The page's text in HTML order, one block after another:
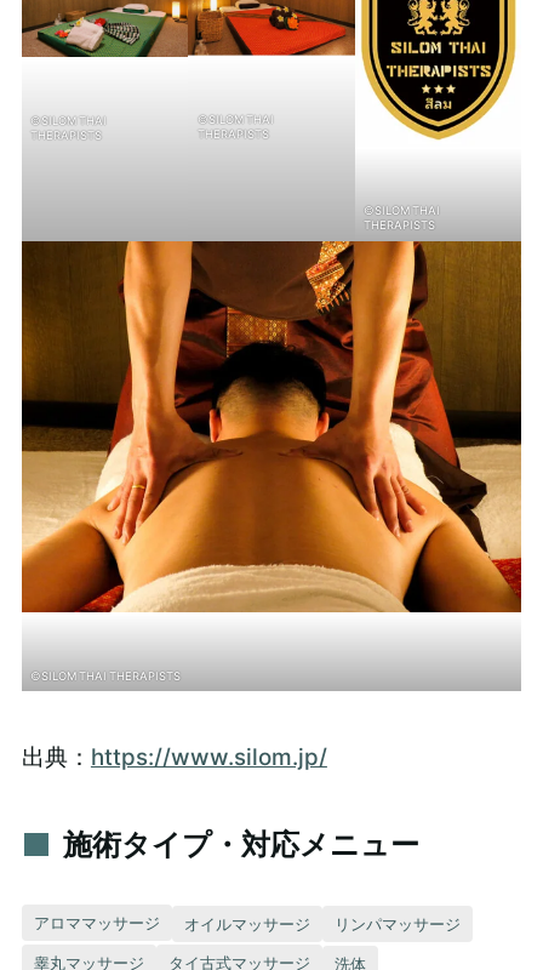
©SILOM THAI
THERAPISTS
©SILOM THAI
THERAPISTS
©SILOM THAI
THERAPISTS
©SILOM THAI THERAPISTS
出典： https://www.silom.jp/
施術タイプ・対応メニュー
アロママッサージ オイルマッサージ リンパマッサージ
睾丸マッサージ タイ古式マッサージ 洗体